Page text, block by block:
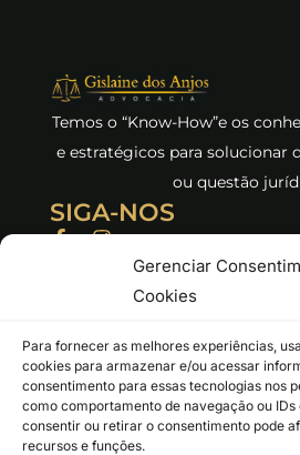
Gerenciar
Cookies
Para fornecer as melhores experiências,
cookies para armazenar e/ou acessar
consentimento para essas tecnologias nos
como comportamento de navegação ou
consentir ou retirar o consentimento pode
recursos e funções.
Temos o “Know-How”e os
e estratégicos para solucionar
ou questão
SIGA-NOS
F
o
o
k
-
f
I
r
a
m
Este site não faz parte do Google nem do
Inc. Além disso, não oferecemos
governo, NÃO praticamos fraude, não
vende criptoativos ou qualquer outro